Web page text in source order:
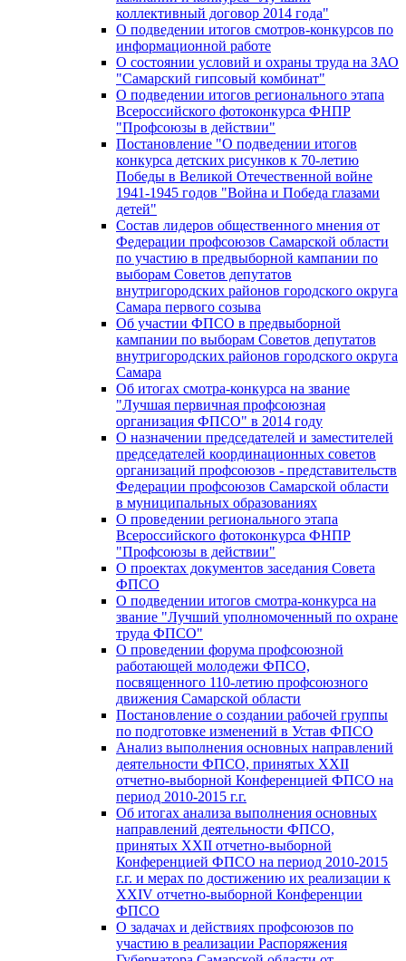
коллективный договор 2014 года"
О подведении итогов смотров-конкурсов по
информационной работе
О состоянии условий и охраны труда на ЗАО
"Самарский гипсовый комбинат"
О подведении итогов регионального этапа
Всероссийского фотоконкурса ФНПР
"Профсоюзы в действии"
Постановление "О подведении итогов
конкурса детских рисунков к 70-летию
Победы в Великой Отечественной войне
1941-1945 годов "Война и Победа глазами
детей"
Состав лидеров общественного мнения от
Федерации профсоюзов Самарской области
по участию в предвыборной кампании по
выборам Советов депутатов
внутригородских районов городского округа
Самара первого созыва
Об участии ФПСО в предвыборной
кампании по выборам Советов депутатов
внутригородских районов городского округа
Самара
Об итогах смотра-конкурса на звание
"Лучшая первичная профсоюзная
организация ФПСО" в 2014 году
О назначении председателей и заместителей
председателей координационных советов
организаций профсоюзов - представительств
Федерации профсоюзов Самарской области
в муниципальных образованиях
О проведении регионального этапа
Всероссийского фотоконкурса ФНПР
"Профсоюзы в действии"
О проектах документов заседания Совета
ФПСО
О подведении итогов смотра-конкурса на
звание "Лучший уполномоченный по охране
труда ФПСО"
О проведении форума профсоюзной
работающей молодежи ФПСО,
посвященного 110-летию профсоюзного
движения Самарской области
Постановление о создании рабочей группы
по подготовке изменений в Устав ФПСО
Анализ выполнения основных направлений
деятельности ФПСО, принятых XXII
отчетно-выборной Конференцией ФПСО на
период 2010-2015 г.г.
Об итогах анализа выполнения основных
направлений деятельности ФПСО,
принятых XXII отчетно-выборной
Конференцией ФПСО на период 2010-2015
г.г. и мерах по достижению их реализации к
XXIV отчетно-выборной Конференции
ФПСО
О задачах и действиях профсоюзов по
участию в реализации Распоряжения